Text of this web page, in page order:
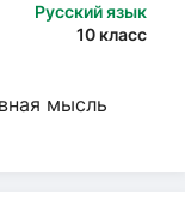
Русский язык
10 класс
мысль